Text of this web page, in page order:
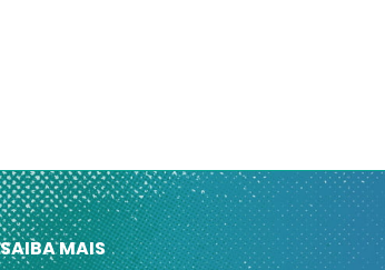
SAIBA MAIS